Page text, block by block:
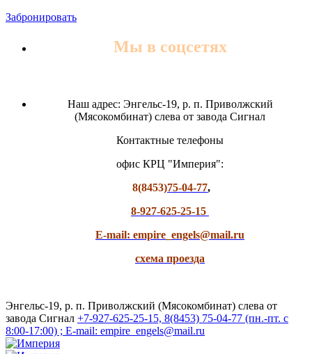
Забронировать
Мы в соцсетях
Наш адрес: Энгельс-19, р. п. Приволжский
(Мясокомбинат) слева от завода Сигнал
Контактные телефоны
офис КРЦ "Империя":
8(8453)75-04-77,
8-927-625-25-15
E-mail: empire_engels@mail.ru
схема проезда
Энгельс-19, р. п. Приволжский (Мясокомбинат) слева от
завода Сигнал +7-927-625-25-15, 8(8453) 75-04-77 (пн.-пт. с
8:00-17:00) ; E-mail: empire_engels@mail.ru